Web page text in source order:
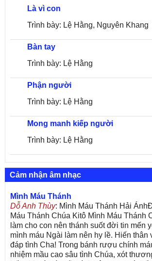
Là vì con
Trình bày: Lệ Hằng, Nguyên Khang
Bàn tay
Trình bày: Lệ Hằng
Phận người
Trình bày: Lệ Hằng
Mong manh kiếp người
Trình bày: Lệ Hằng
Cảm nhận âm nhạc
Mình Máu Thánh
Dỗ Anh Thùy: Mình Máu Thánh Hải
Máu Thánh Chúa Kitô Mình Máu Thánh
làm cho con nên thánh suốt đời tin mến
mình máu Ngài làm nên hy lề. Hiến thân
đáp tình Cha! Trong bánh rượu chính
nhiệm mầu cao sâu tình Chúa, xót